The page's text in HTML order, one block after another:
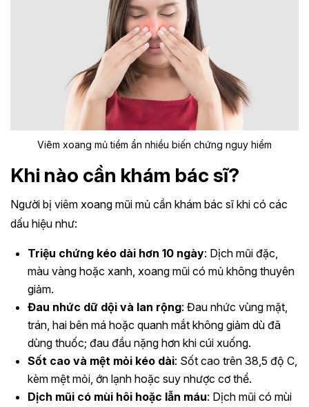
Viêm xoang mủ tiềm ẩn nhiều biến chứng nguy hiểm
Khi nào cần khám bác sĩ?
Người bị viêm xoang mũi mủ cần khám bác sĩ khi có các
dấu hiệu như:
Triệu chứng kéo dài hơn 10 ngày: Dịch mũi đặc,
màu vàng hoặc xanh, xoang mũi có mủ không thuyên
giảm.
Đau nhức dữ dội và lan rộng: Đau nhức vùng mặt,
trán, hai bên má hoặc quanh mắt không giảm dù đã
dùng thuốc; đau đầu nặng hơn khi cúi xuống.
Sốt cao và mệt mỏi kéo dài: Sốt cao trên 38,5 độ C,
kèm mệt mỏi, ớn lạnh hoặc suy nhược cơ thể.
Dịch mũi có mùi hôi hoặc lẫn máu: Dịch mũi có mùi